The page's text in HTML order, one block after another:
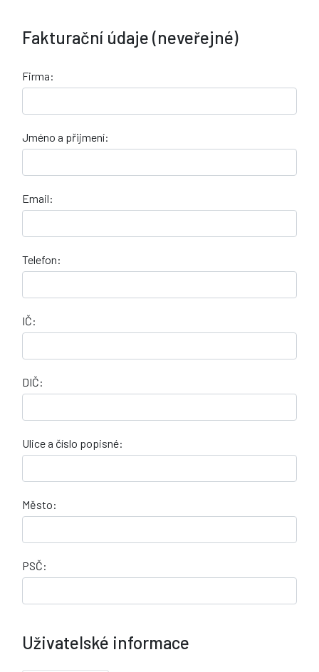
Fakturační údaje (neveřejné)
Firma:
Jméno a přijmení:
Email:
Telefon:
IČ:
DIČ:
Ulice a číslo popisné:
Město:
PSČ:
Uživatelské informace